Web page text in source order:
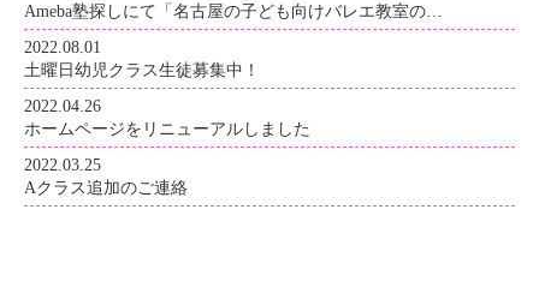
Ameba塾探しにて「名古屋の子ども向けバレエ教室の…
2022.08.01
土曜日幼児クラス生徒募集中！
2022.04.26
ホームページをリニューアルしました
2022.03.25
Aクラス追加のご連絡